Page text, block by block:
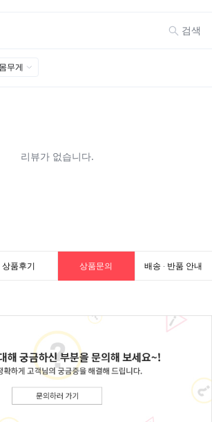
상품후기 상품문의 배송 · 반품 안내